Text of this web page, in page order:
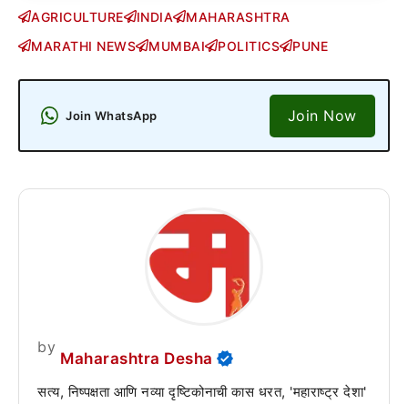
AGRICULTURE INDIA
MAHARASHTRA
MARATHI NEWS
MUMBAI POLITICS PUNE
Join WhatsApp Join Now
by
Maharashtra Desha
सत्य, निष्पक्षता आणि नव्या दृष्टिकोनाची कास धरत, 'महाराष्ट्र देशा'